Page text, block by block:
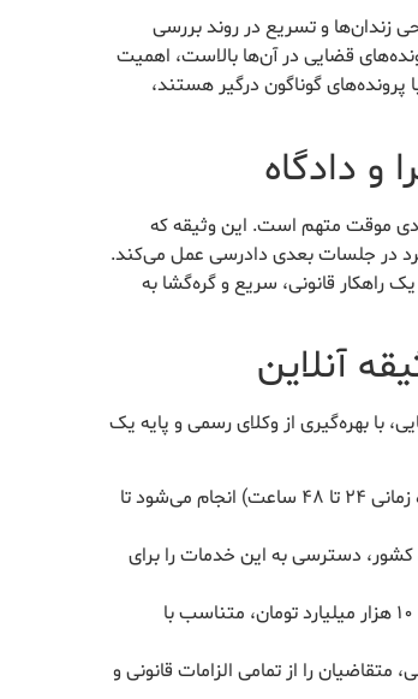
زندان‌ها و تسریع در روند بررسی
قضایی در آن‌ها بالاست، اهمیت
پرونده‌های گوناگون درگیر هستند،
دادگاه
موقت متهم است. این وثیقه که
در جلسات بعدی دادرسی عمل می‌کند.
یک راهکار قانونی، سریع و گره‌گشا به
آنلاین
با بهره‌گیری از وکلای رسمی و پایه یک
معرفی و تودیع سند ملکی اجاره‌ای در سریع‌ترین زمان ممکن (بازه زمانی ۲۴ تا ۴۸ ساعت) انجام می‌شود تا
کشور، دسترسی به این خدمات را برای
امکان تأمین سند ملکی معتبر از مبالغ ۱ میلیارد تومان تا ۱۰ هزار میلیارد تومان، متناسب با
را از تمامی الزامات قانونی و